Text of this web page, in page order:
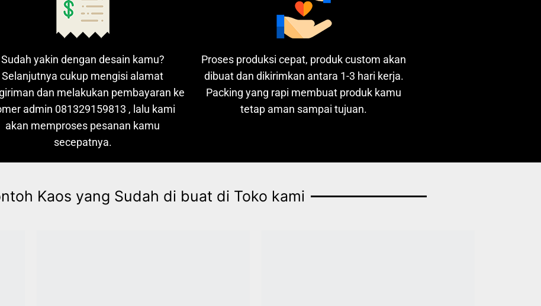
Sudah yakin dengan desain kamu?
Selanjutnya cukup mengisi alamat
dan melakukan pembayaran ke
admin 081329159813 , lalu kami
akan memproses pesanan kamu
secepatnya.
Proses produksi cepat, produk custom akan
dibuat dan dikirimkan antara 1-3 hari kerja.
Packing yang rapi membuat produk kamu
tetap aman sampai tujuan.
Kaos yang Sudah di buat di Toko kami